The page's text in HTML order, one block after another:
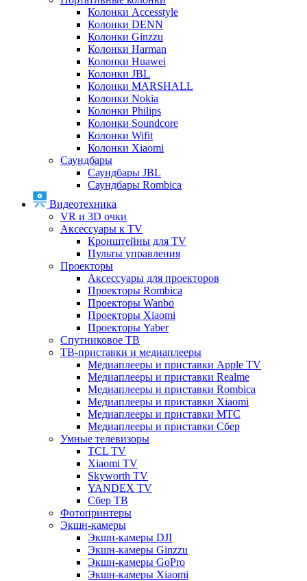
Колонки Accesstyle
Колонки DENN
Колонки Ginzzu
Колонки Harman
Колонки Huawei
Колонки JBL
Колонки MARSHALL
Колонки Nokia
Колонки Philips
Колонки Soundcore
Колонки Wifit
Колонки Xiaomi
Саундбары
Саундбары JBL
Саундбары Rombica
Видеотехника
VR и 3D очки
Аксессуары к TV
Кронштейны для TV
Пульты управления
Проекторы
Аксессуары для проекторов
Проекторы Rombica
Проекторы Wanbo
Проекторы Xiaomi
Проекторы Yaber
Спутниковое ТВ
ТВ-приставки и медиаплееры
Медиаплееры и приставки Apple TV
Медиаплееры и приставки Realme
Медиаплееры и приставки Rombica
Медиаплееры и приставки Xiaomi
Медиаплееры и приставки МТС
Медиаплееры и приставки Сбер
Умные телевизоры
TCL TV
Xiaomi TV
Skyworth TV
YANDEX TV
Сбер ТВ
Фотопринтеры
Экшн-камеры
Экшн-камеры DJI
Экшн-камеры Ginzzu
Экшн-камеры GoPro
Экшн-камеры Xiaomi